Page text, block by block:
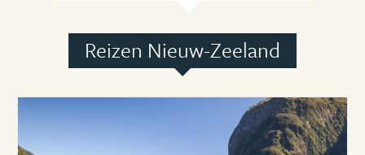
Reizen Nieuw-Zeeland